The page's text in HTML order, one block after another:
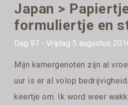
Japan >
formuliertje en
Dag 97 - Vrijdag 5 augustus
Mijn kamergenoten zijn al
uur is er al volop
keertje om. Ik word weer